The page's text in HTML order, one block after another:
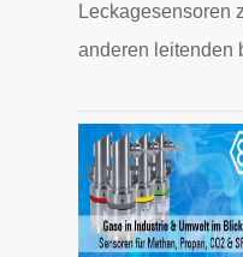
Leckagesensoren
anderen leitenden